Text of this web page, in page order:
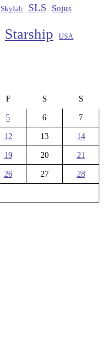
Skylab SLS Sojus
Starship USA
F S S
5 6 7
12 13 14
19 20 21
26 27 28